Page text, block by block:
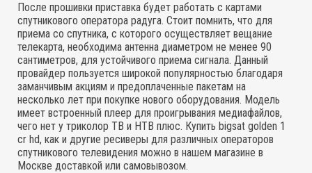
После прошивки приставка будет работать с картами
спутникового оператора радуга. Стоит помнить, что для
приема со спутника, с которого осуществляет вещание
телекарта, необходима антенна диаметром не менее 90
сантиметров, для устойчивого приема сигнала. Данный
провайдер пользуется широкой популярностью благодаря
заманчивым акциям и предоплаченные пакетам на
несколько лет при покупке нового оборудования. Модель
имеет встроенный плеер для проигрывания медиафайлов,
чего нет у триколор ТВ и НТВ плюс. Купить bigsat golden 1
cr hd, как и другие ресиверы для различных операторов
спутникового телевидения можно в нашем магазине в
Москве доставкой или самовывозом.